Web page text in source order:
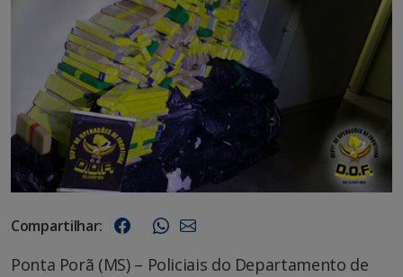
Compartilhar:
Ponta Porã (MS) – Policiais do Departamento de